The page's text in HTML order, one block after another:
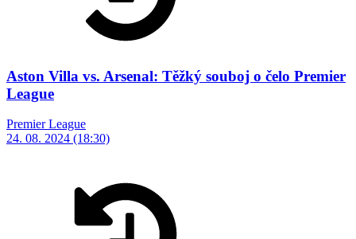
Aston Villa vs. Arsenal: Těžký souboj o čelo Premier
League
Premier League
24. 08. 2024 (18:30)